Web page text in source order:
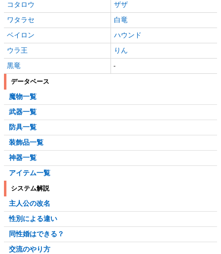
コタロウ
ザザ
ワタラセ
白竜
ベイロン
ハウンド
ウラ王
りん
黒竜
-
データベース
魔物一覧
武器一覧
防具一覧
装飾品一覧
神器一覧
アイテム一覧
システム解説
主人公の改名
性別による違い
同性婚はできる？
交流のやり方